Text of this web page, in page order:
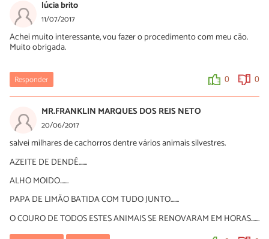
lúcia brito
11/07/2017
Achei muito interessante, vou fazer o procedimento com meu cão.
Muito obrigada.
Responder 0 0
MR.FRANKLIN MARQUES DOS REIS NETO
20/06/2017
salvei milhares de cachorros dentre vários animais silvestres.
AZEITE DE DENDÊ.......
ALHO MOIDO.......
PAPA DE LIMÃO BATIDA COM TUDO JUNTO.......
O COURO DE TODOS ESTES ANIMAIS SE RENOVARAM EM HORAS.......